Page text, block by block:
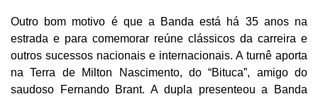
Outro bom motivo é que a Banda está há 35 anos na
estrada e para comemorar reúne clássicos da carreira e
outros sucessos nacionais e internacionais. A turnê aporta
na Terra de Milton Nascimento, do “Bituca”, amigo do
saudoso Fernando Brant. A dupla presenteou a Banda